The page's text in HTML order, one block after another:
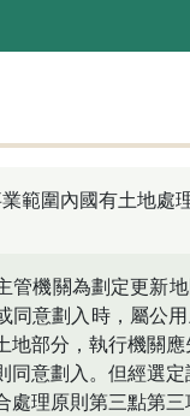
範圍內國有土地處
管機關為劃定更新
同意劃入時，屬公
地部分，執行機關
同意劃入。但經選
處理原則第三點第